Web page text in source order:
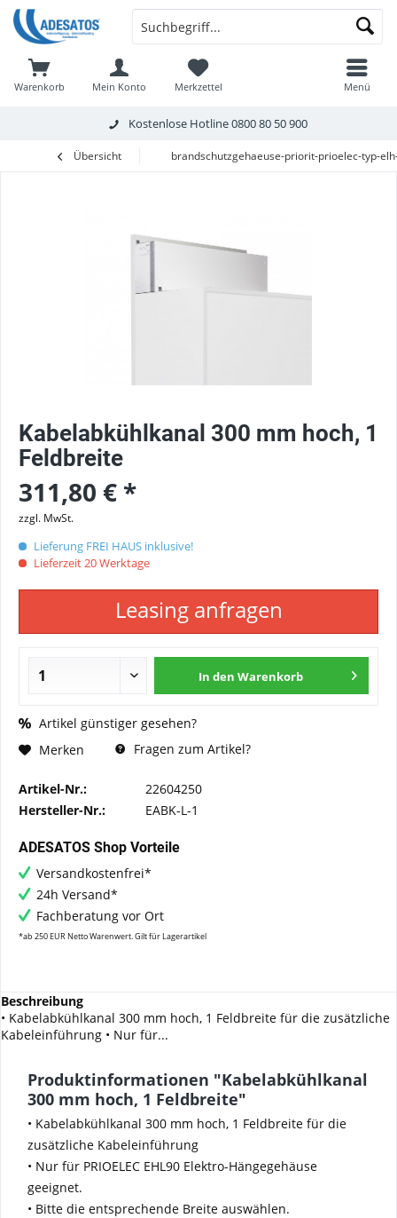
Kostenlose Hotline0800 80 50 900
Warenkorb Merkzettel
Mein Konto Menü
Übersicht brandschutzgehaeuse-priorit-prioelec-typ-
Kabelabkühlkanal 300 mm hoch, 1
Feldbreite
311,80 € *
zzgl. MwSt.
Lieferung FREI HAUS inklusive!
Lieferzeit 20 Werktage
Leasing anfragen
In den Warenkorb
Artikel günstiger gesehen?
Merken
Fragen zum Artikel?
Artikel-Nr.:
22604250
Hersteller-Nr.:
EABK-L-1
ADESATOS Shop Vorteile
Versandkostenfrei*
24h Versand*
Fachberatung vor Ort
*ab 250 EUR Netto Warenwert. Gilt für Lagerartikel
Beschreibung
• Kabelabkühlkanal 300 mm hoch, 1 Feldbreite für die zusätzliche
Kabeleinführung • Nur für...
Produktinformationen "Kabelabkühlkanal
300 mm hoch, 1 Feldbreite"
• Kabelabkühlkanal 300 mm hoch, 1 Feldbreite für die
zusätzliche Kabeleinführung
• Nur für PRIOELEC EHL90 Elektro-Hängegehäuse
geeignet.
• Bitte die entsprechende Breite auswählen.